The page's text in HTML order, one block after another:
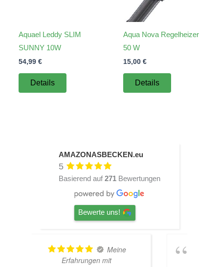
Aquael Leddy SLIM
SUNNY 10W
54,99 €
Details
Aqua Nova Regelheizer
50 W
15,00 €
Details
AMAZONASBECKEN.eu
5
Basierend auf 271 Bewertungen
Bewerte uns!
Hardscape im Laden und sehr